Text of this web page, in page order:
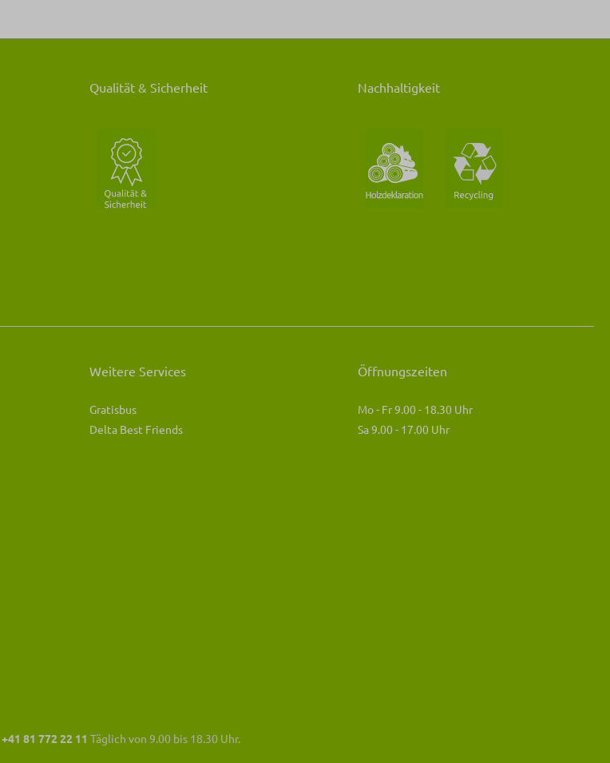
Qualität & Sicherheit Nachhaltigkeit
Weitere Services
Gratisbus
Delta Best Friends
Öffnungszeiten
Mo - Fr 9.00 - 18.30 Uhr
Sa 9.00 - 17.00 Uhr
+41 81 772 22 11 Täglich von 9.00 bis 18.30 Uhr.